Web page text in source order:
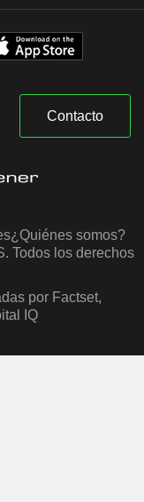
Contacto
¿Quiénes somos?
Todos los derechos
por Factset,
IQ